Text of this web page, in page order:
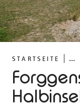
STARTSEITE ...